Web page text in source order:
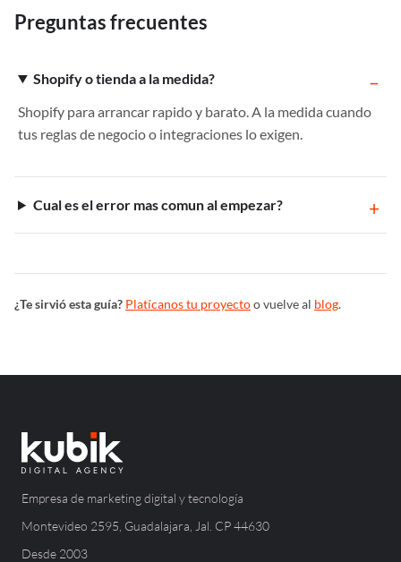
Preguntas frecuentes
Shopify o tienda a la medida?
Shopify para arrancar rapido y barato. A la medida cuando
tus reglas de negocio o integraciones lo exigen.
Cual es el error mas comun al empezar?
¿Te sirvió esta guía? Platícanos tu proyectoo vuelve al blog.
Empresa de marketing digital y tecnología
Montevideo 2595, Guadalajara, Jal. CP 44630
Desde 2003